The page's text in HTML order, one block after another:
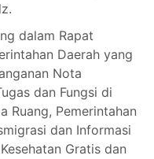
dalam Rapat
Daerah yang
Nota
dan Fungsi di
Ruang, Pemerintahan
dan Informasi
Gratis dan